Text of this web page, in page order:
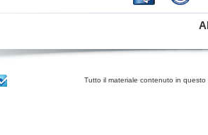
Tutto il materiale contenuto in